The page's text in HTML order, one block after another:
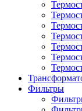
Фильтры